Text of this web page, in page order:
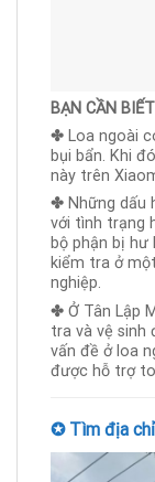
BẠN CẦN
✤ Loa ngoài
bụi bẩn. Khi
này trên
✤ Những dấu
với tình trạng
bộ phận bị hư
kiểm tra ở
nghiệp.
✤ Ở Tân Lập
tra và vệ sinh
vấn đề ở loa
được hỗ trợ
✪ Tìm địa